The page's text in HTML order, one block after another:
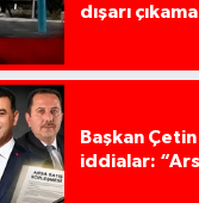
dışarı
Başkan
iddialar: